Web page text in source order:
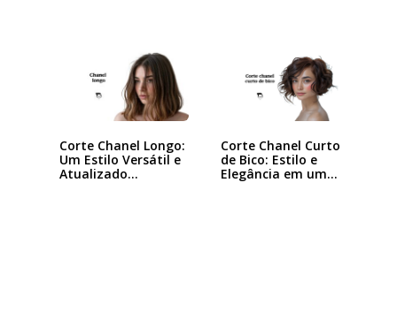
Corte Chanel Longo:
Um Estilo Versátil e
Atualizado…
Corte Chanel Curto
de Bico: Estilo e
Elegância em um…